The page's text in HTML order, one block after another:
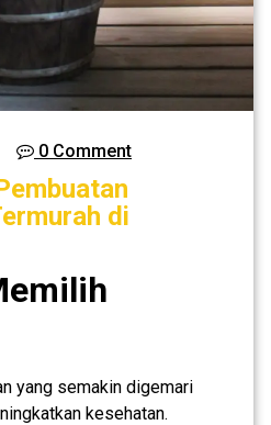
0 Comment
di
yang semakin digemari
kesehatan.